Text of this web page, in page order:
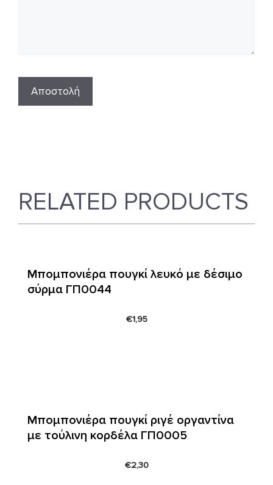
RELATED PRODUCTS
Μπομπονιέρα πουγκί λευκό με δέσιμο
σύρμα ΓΠ0044
€1,95
Μπομπονιέρα πουγκί ριγέ οργαντίνα
με τούλινη κορδέλα ΓΠ0005
€2,30